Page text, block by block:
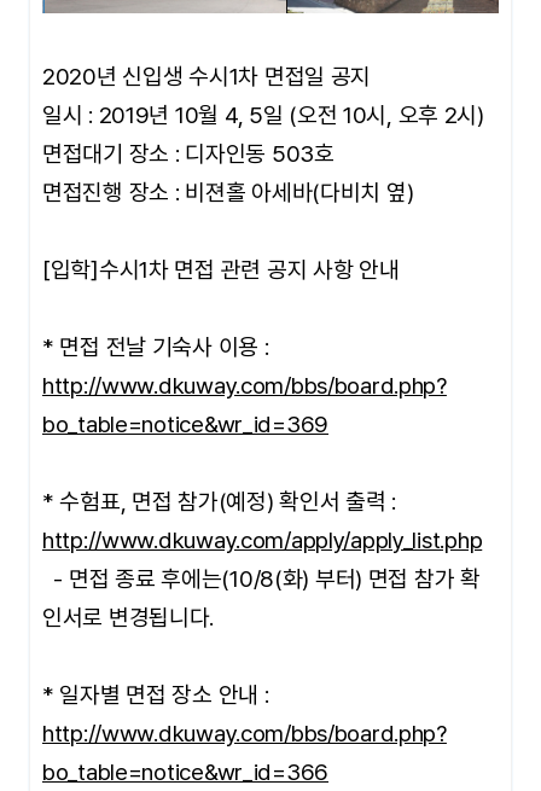
2020년 신입생 수시1차 면접일 공지
일시 : 2019년 10월 4, 5일 (오전 10시, 오후 2시)
면접대기 장소 : 디자인동 503호
면접진행 장소 : 비젼홀 아세바(다비치 옆)
[입학]수시1차 면접 관련 공지 사항 안내
* 면접 전날 기숙사 이용 :
http://www.dkuway.com/bbs/board.php?
bo_table=notice&wr_id=369
* 수험표, 면접 참가(예정) 확인서 출력 :
http://www.dkuway.com/apply/apply_list.php
- 면접 종료 후에는(10/8(화) 부터) 면접 참가 확
인서로 변경됩니다.
* 일자별 면접 장소 안내 :
http://www.dkuway.com/bbs/board.php?
bo_table=notice&wr_id=366